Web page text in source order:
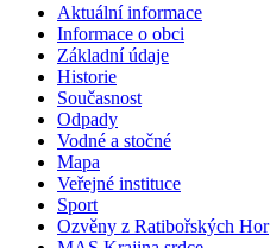
Aktuální informace
Informace o obci
Základní údaje
Historie
Současnost
Odpady
Vodné a stočné
Mapa
Veřejné instituce
Sport
Ozvěny z Ratibořských Hor